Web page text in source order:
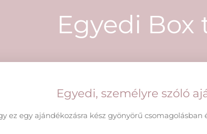
Egyedi Box
Egyedi, személyre szóló
ez egy ajándékozásra kész gyönyörű